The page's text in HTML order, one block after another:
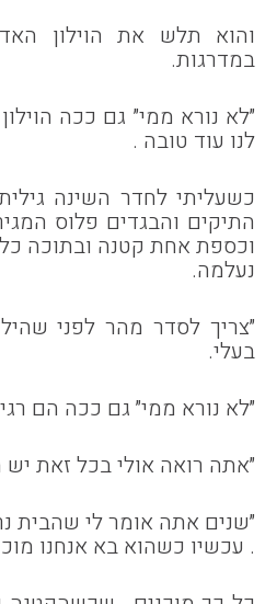
והוא תלש את הוילון
במדרגות.
״לא נורא ממי״ גם ככה
לנו עוד טובה .
כשעליתי לחדר השינה
התיקים והבגדים פלוס
וכספת אחת קטנה ובתוכה
נעלמה.
״צריך לסדר מהר לפני
בעלי.
״לא נורא ממי״ גם ככה הם
״אתה רואה אולי בכל זאת
״שנים אתה אומר לי שהבית
. עכשיו כשהוא בא אנחנו